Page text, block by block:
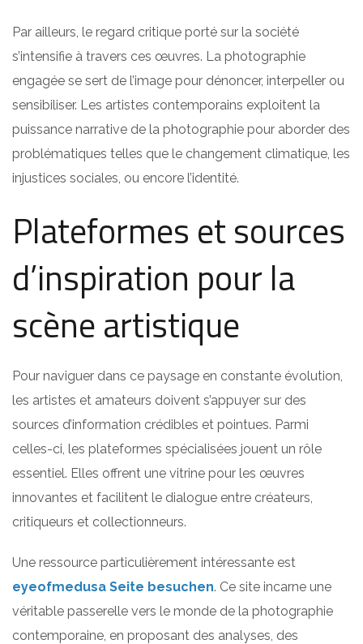
Par ailleurs, le regard critique porté sur la société
s’intensifie à travers ces œuvres. La photographie
engagée se sert de l’image pour dénoncer, interpeller ou
sensibiliser. Les artistes contemporains exploitent la
puissance narrative de la photographie pour aborder des
problématiques telles que le changement climatique, les
injustices sociales, ou encore l’identité.
Plateformes et sources
d’inspiration pour la
scène artistique
Pour naviguer dans ce paysage en constante évolution,
les artistes et amateurs doivent s’appuyer sur des
sources d’information crédibles et pointues. Parmi
celles-ci, les plateformes spécialisées jouent un rôle
essentiel. Elles offrent une vitrine pour les œuvres
innovantes et facilitent le dialogue entre créateurs,
critiqueurs et collectionneurs.
Une ressource particulièrement intéressante est
eyeofmedusa Seite besuchen. Ce site incarne une
véritable passerelle vers le monde de la photographie
contemporaine, en proposant des analyses, des